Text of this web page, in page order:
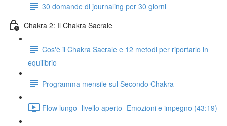
30 domande di journaling per 30 giorni
Chakra 2: Il Chakra Sacrale
Cos'è il Chakra Sacrale e 12 metodi per riportarlo in
equilibrio
Programma mensile sul Secondo Chakra
Flow lungo- livello aperto- Emozioni e impegno (43:19)